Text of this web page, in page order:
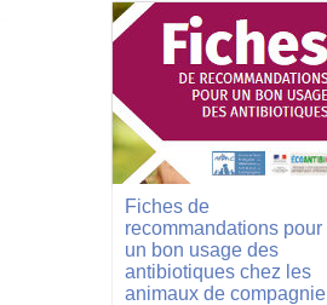
Fiches de
recommandations pour
un bon usage des
antibiotiques chez les
animaux de compagnie